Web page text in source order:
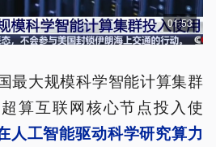
01:53
最大规模科学智能计算集群
算互联网核心节点投入使
人工智能驱动科学研究算力